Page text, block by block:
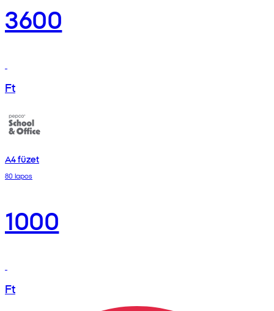
3600
Ft
A4 füzet
80 lapos
1000
Ft